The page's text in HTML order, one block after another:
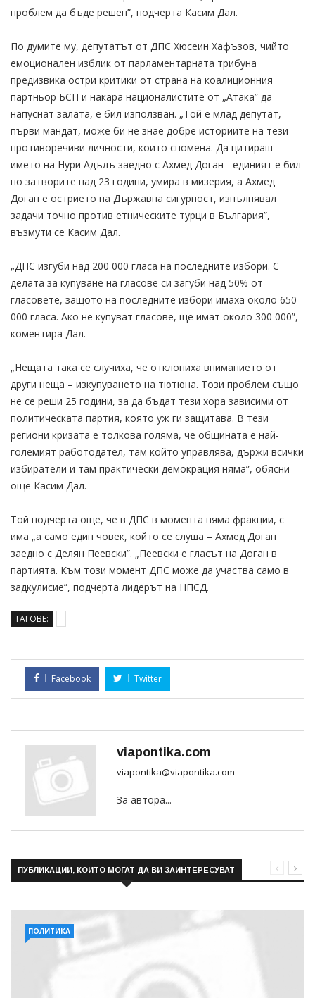
проблем да бъде решен”, подчерта Касим Дал.
По думите му, депутатът от ДПС Хюсеин Хафъзов, чийто
емоционален изблик от парламентарната трибуна
предизвика остри критики от страна на коалиционния
партньор БСП и накара националистите от „Атака” да
напуснат залата, е бил използван. „Той е млад депутат,
първи мандат, може би не знае добре историите на тези
противоречиви личности, които спомена. Да цитираш
името на Нури Адълъ заедно с Ахмед Доган - единият е бил
по затворите над 23 години, умира в мизерия, а Ахмед
Доган е острието на Държавна сигурност, изпълнявал
задачи точно против етническите турци в България”,
възмути се Касим Дал.
„ДПС изгуби над 200 000 гласа на последните избори. С
делата за купуване на гласове си загуби над 50% от
гласовете, защото на последните избори имаха около 650
000 гласа. Ако не купуват гласове, ще имат около 300 000”,
коментира Дал.
„Нещата така се случиха, че отклониха вниманието от
други неща – изкупуването на тютюна. Този проблем също
не се реши 25 години, за да бъдат тези хора зависими от
политическата партия, която уж ги защитава. В тези
региони кризата е толкова голяма, че общината е най-
големият работодател, там който управлява, държи всички
избиратели и там практически демокрация няма”, обясни
още Касим Дал.
Той подчерта още, че в ДПС в момента няма фракции, с
има „а само един човек, който се слуша – Ахмед Доган
заедно с Делян Пеевски”. „Пеевски е гласът на Доган в
партията. Към този момент ДПС може да участва само в
задкулисие”, подчерта лидерът на НПСД.
ТАГОВЕ:
Facebook Twitter
viapontika.com
viapontika@viapontika.com
За автора...
ПУБЛИКАЦИИ, КОИТО МОГАТ ДА ВИ ЗАИНТЕРЕСУВАТ
ПОЛИТИКА